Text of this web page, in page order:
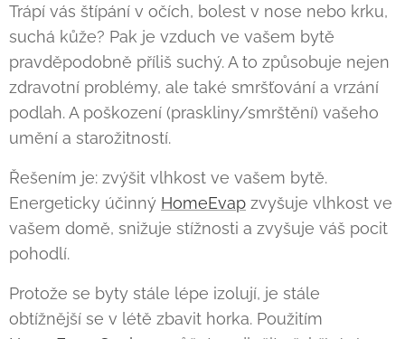
Trápí vás štípání v očích, bolest v nose nebo krku,
suchá kůže? Pak je vzduch ve vašem bytě
pravděpodobně příliš suchý. A to způsobuje nejen
zdravotní problémy, ale také smršťování a vrzání
podlah. A poškození (praskliny/smrštění) vašeho
umění a starožitností.
Řešením je: zvýšit vlhkost ve vašem bytě.
Energeticky účinný HomeEvap zvyšuje vlhkost ve
vašem domě, snižuje stížnosti a zvyšuje váš pocit
pohodlí.
Protože se byty stále lépe izolují, je stále
obtížnější se v létě zbavit horka. Použitím